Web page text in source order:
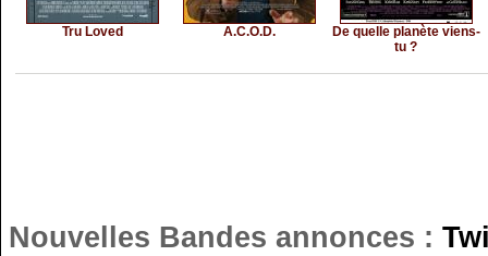
Tru Loved A.C.O.D.
De quelle planète viens-
tu ?
Nouvelles Bandes annonces :